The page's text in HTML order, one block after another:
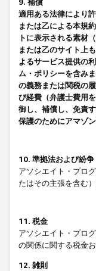
9. 補償
適用ある法律により
または乙による本規
トに表示される素材
または乙のサイト上
よるサービス提供の
ム・ポリシーを含み
の義務または関税の
び経費（弁護士費用
御し、補償し、免責
保護のためにアマゾ
10. 準拠法および紛争
アソシエイト・プロ
たはその主張を含む）
11. 税金
アソシエイト・プロ
の関係に関する税金
12. 雑則